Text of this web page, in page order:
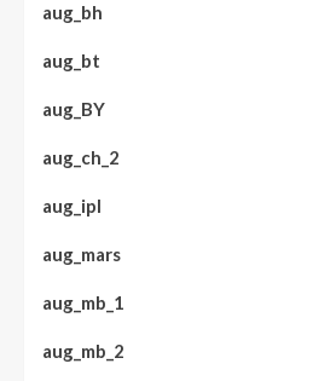
aug_bh
aug_bt
aug_BY
aug_ch_2
aug_ipl
aug_mars
aug_mb_1
aug_mb_2